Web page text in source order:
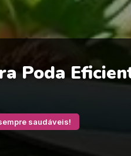
Poda
saudáveis!